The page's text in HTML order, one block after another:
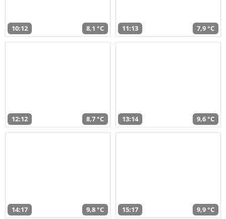
10:12 8,1 °C 11:13 7,9 °C
12:12 8,7 °C 13:14 9,6 °C
14:17 9,8 °C 15:17 9,9 °C